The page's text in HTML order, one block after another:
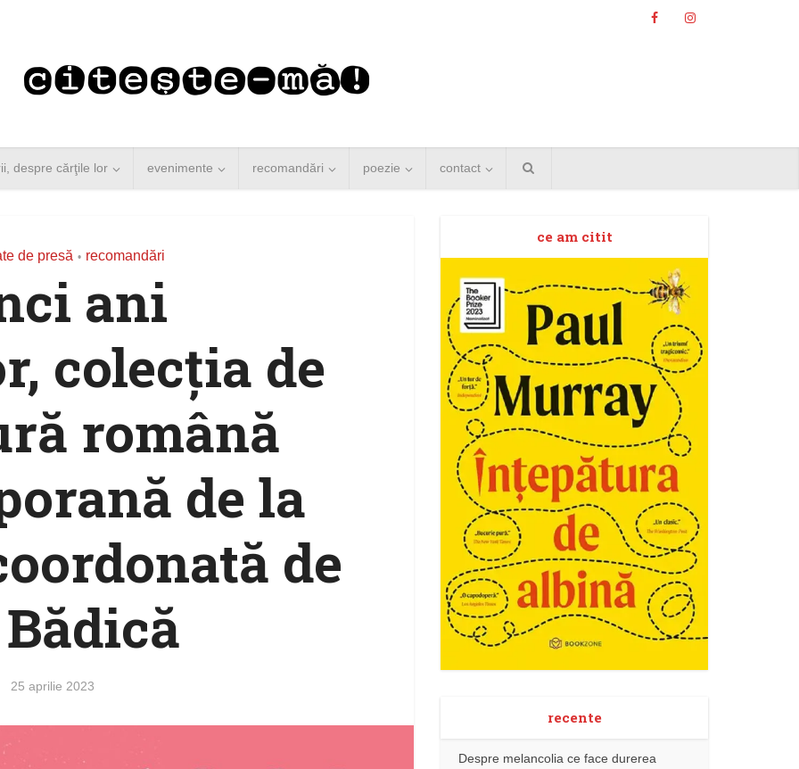
despre cărţile lor evenimente recomandări poezie contact
de presă • recomandări
ani
colecția de
română
de la
de
25 aprilie 2023
ce am citit
recente
Despre melancolia ce face durerea